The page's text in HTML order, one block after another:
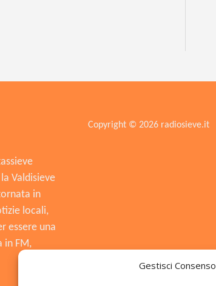
Gestisci Consenso
Valdisieve
in
locali,
essere una
in FM,
Copyright © 2026 radiosieve.it